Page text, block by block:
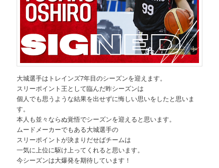
大城選手はトレインズ7年目のシーズンを迎えます。
スリーポイント王として臨んだ昨シーズンは
個人でも思うような結果を出せずに悔しい思いをしたと思いま
す。
本人も並々ならぬ覚悟でシーズンを迎えると思います。
ムードメーカーでもある大城選手の
スリーポイントが決まりだせばチームは
一気に上位に駆け上ってくれると思います。
今シーズンは大爆発を期待しています！